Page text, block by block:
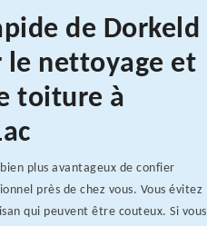
de Dorkeld
le nettoyage et
toiture à
plus avantageux de confier
près de chez vous. Vous évitez
qui peuvent être couteux. Si vous